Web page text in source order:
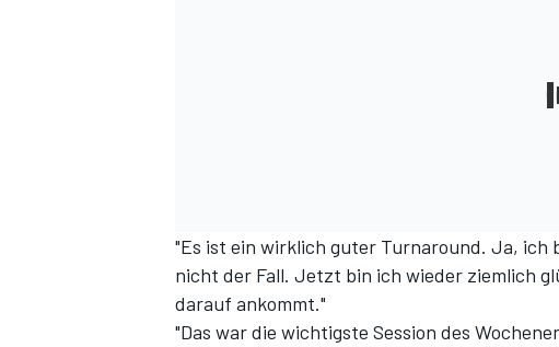
"Es ist ein wirklich guter Turnaround. Ja, ich
nicht der Fall. Jetzt bin ich wieder ziemlich
darauf ankommt."
"Das war die wichtigste Session des